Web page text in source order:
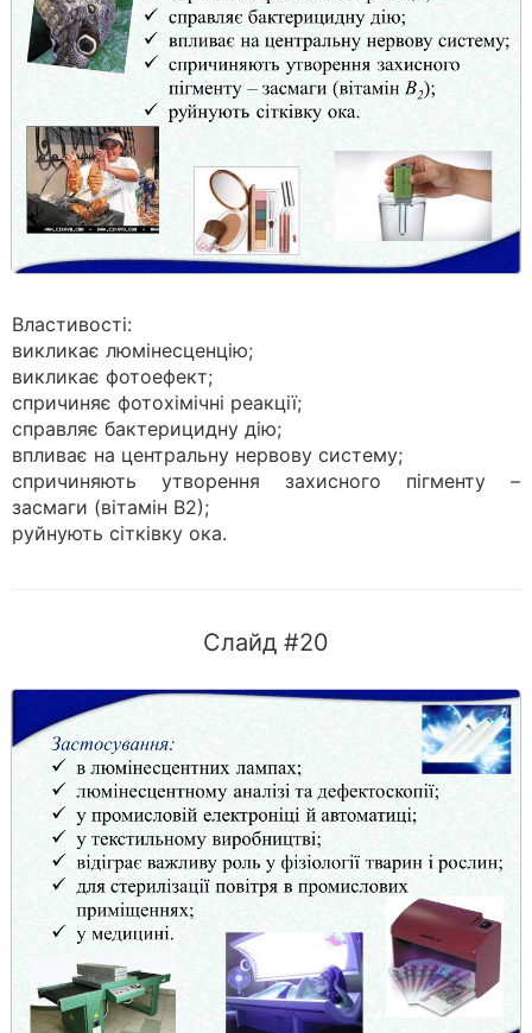
Властивості:
викликає люмінесценцію;
викликає фотоефект;
спричиняє фотохімічні реакції;
справляє бактерицидну дію;
впливає на центральну нервову систему;
спричиняють утворення захисного пігменту –
засмаги (віта­мін В2);
руйнують сітківку ока.
Слайд #20